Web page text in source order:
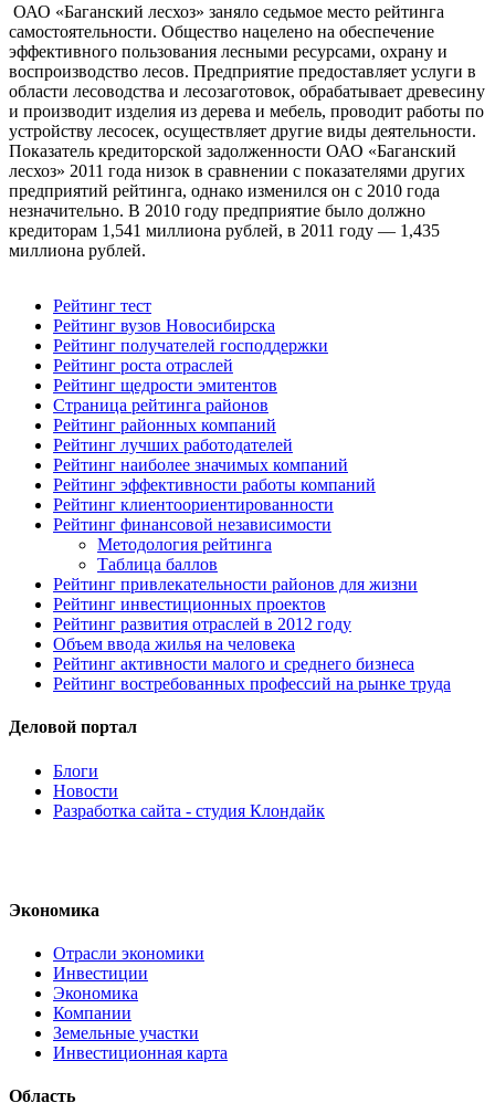
ОАО «Баганский лесхоз» заняло седьмое место рейтинга
самостоятельности. Общество нацелено на обеспечение
эффективного пользования лесными ресурсами, охрану и
воспроизводство лесов. Предприятие предоставляет услуги в
области лесоводства и лесозаготовок, обрабатывает древесину
и производит изделия из дерева и мебель, проводит работы по
устройству лесосек, осуществляет другие виды деятельности.
Показатель кредиторской задолженности ОАО «Баганский
лесхоз» 2011 года низок в сравнении с показателями других
предприятий рейтинга, однако изменился он с 2010 года
незначительно. В 2010 году предприятие было должно
кредиторам 1,541 миллиона рублей, в 2011 году — 1,435
миллиона рублей.
Рейтинг тест
Рейтинг вузов Новосибирска
Рейтинг получателей господдержки
Рейтинг роста отраслей
Рейтинг щедрости эмитентов
Страница рейтинга районов
Рейтинг районных компаний
Рейтинг лучших работодателей
Рейтинг наиболее значимых компаний
Рейтинг эффективности работы компаний
Рейтинг клиентоориентированности
Рейтинг финансовой независимости
Методология рейтинга
Таблица баллов
Рейтинг привлекательности районов для жизни
Рейтинг инвестиционных проектов
Рейтинг развития отраслей в 2012 году
Объем ввода жилья на человека
Рейтинг активности малого и среднего бизнеса
Рейтинг востребованных профессий на рынке труда
Деловой портал
Блоги
Новости
Разработка сайта - студия Клондайк
Экономика
Отрасли экономики
Инвестиции
Экономика
Компании
Земельные участки
Инвестиционная карта
Область